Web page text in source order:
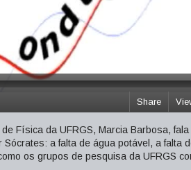
Share
Física da UFRGS, Marcia Barbosa,
a falta de água potável, a
os grupos de pesquisa da UFRGS